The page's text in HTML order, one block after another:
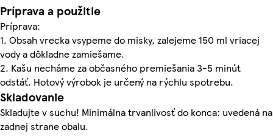
Príprava a použitie
Príprava:
1. Obsah vrecka vsypeme do misky, zalejeme 150 ml vriacej
vody a dôkladne zamiešame.
2. Kašu necháme za občasného premiešania 3-5 minút
odstáť. Hotový výrobok je určený na rýchlu spotrebu.
Skladovanie
Skladujte v suchu! Minimálna trvanlivosť do konca: uvedená na
zadnej strane obalu.